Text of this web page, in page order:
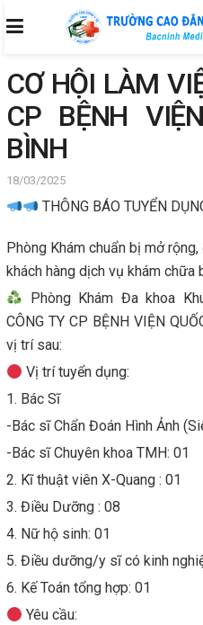
CƠ HỘI LÀM
CP BỆNH
BÌNH
18/03/2025
THÔNG BÁO TUYỂN
Phòng Khám chuẩn bị mở
khách hàng dịch vụ khám chữa
Phòng Khám Đa khoa
CÔNG TY CP BỆNH VIỆN
vị trí sau:
Vị trí tuyển dụng:
1. Bác Sĩ
-Bác sĩ Chẩn Đoán Hình Ảnh
-Bác sĩ Chuyên khoa TMH: 01
2. Kĩ thuật viên X-Quang : 01
3. Điều Dưỡng : 08
4. Nữ hộ sinh: 01
5. Điều dưỡng/y sĩ có kinh
6. Kế Toán tổng hợp: 01
Yêu cầu: